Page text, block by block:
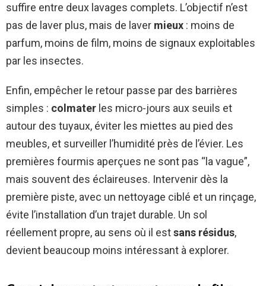
suffire entre deux lavages complets. L’objectif n’est
pas de laver plus, mais de laver mieux : moins de
parfum, moins de film, moins de signaux exploitables
par les insectes.
Enfin, empêcher le retour passe par des barrières
simples : colmater les micro-jours aux seuils et
autour des tuyaux, éviter les miettes au pied des
meubles, et surveiller l’humidité près de l’évier. Les
premières fourmis aperçues ne sont pas “la vague”,
mais souvent des éclaireuses. Intervenir dès la
première piste, avec un nettoyage ciblé et un rinçage,
évite l’installation d’un trajet durable. Un sol
réellement propre, au sens où il estsans résidus,
devient beaucoup moins intéressant à explorer.